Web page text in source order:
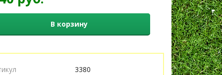
В корзину
3380